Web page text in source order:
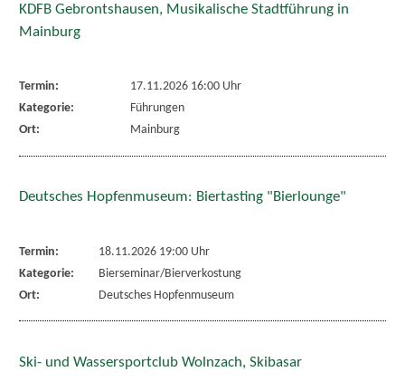
KDFB Gebrontshausen, Musikalische Stadtführung in
Mainburg
Termin:
17.11.2026 16:00 Uhr
Kategorie:
Führungen
Ort:
Mainburg
Deutsches Hopfenmuseum: Biertasting "Bierlounge"
Termin:
18.11.2026 19:00 Uhr
Kategorie:
Bierseminar/Bierverkostung
Ort:
Deutsches Hopfenmuseum
Ski- und Wassersportclub Wolnzach, Skibasar